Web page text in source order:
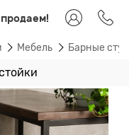
Мебель Барные